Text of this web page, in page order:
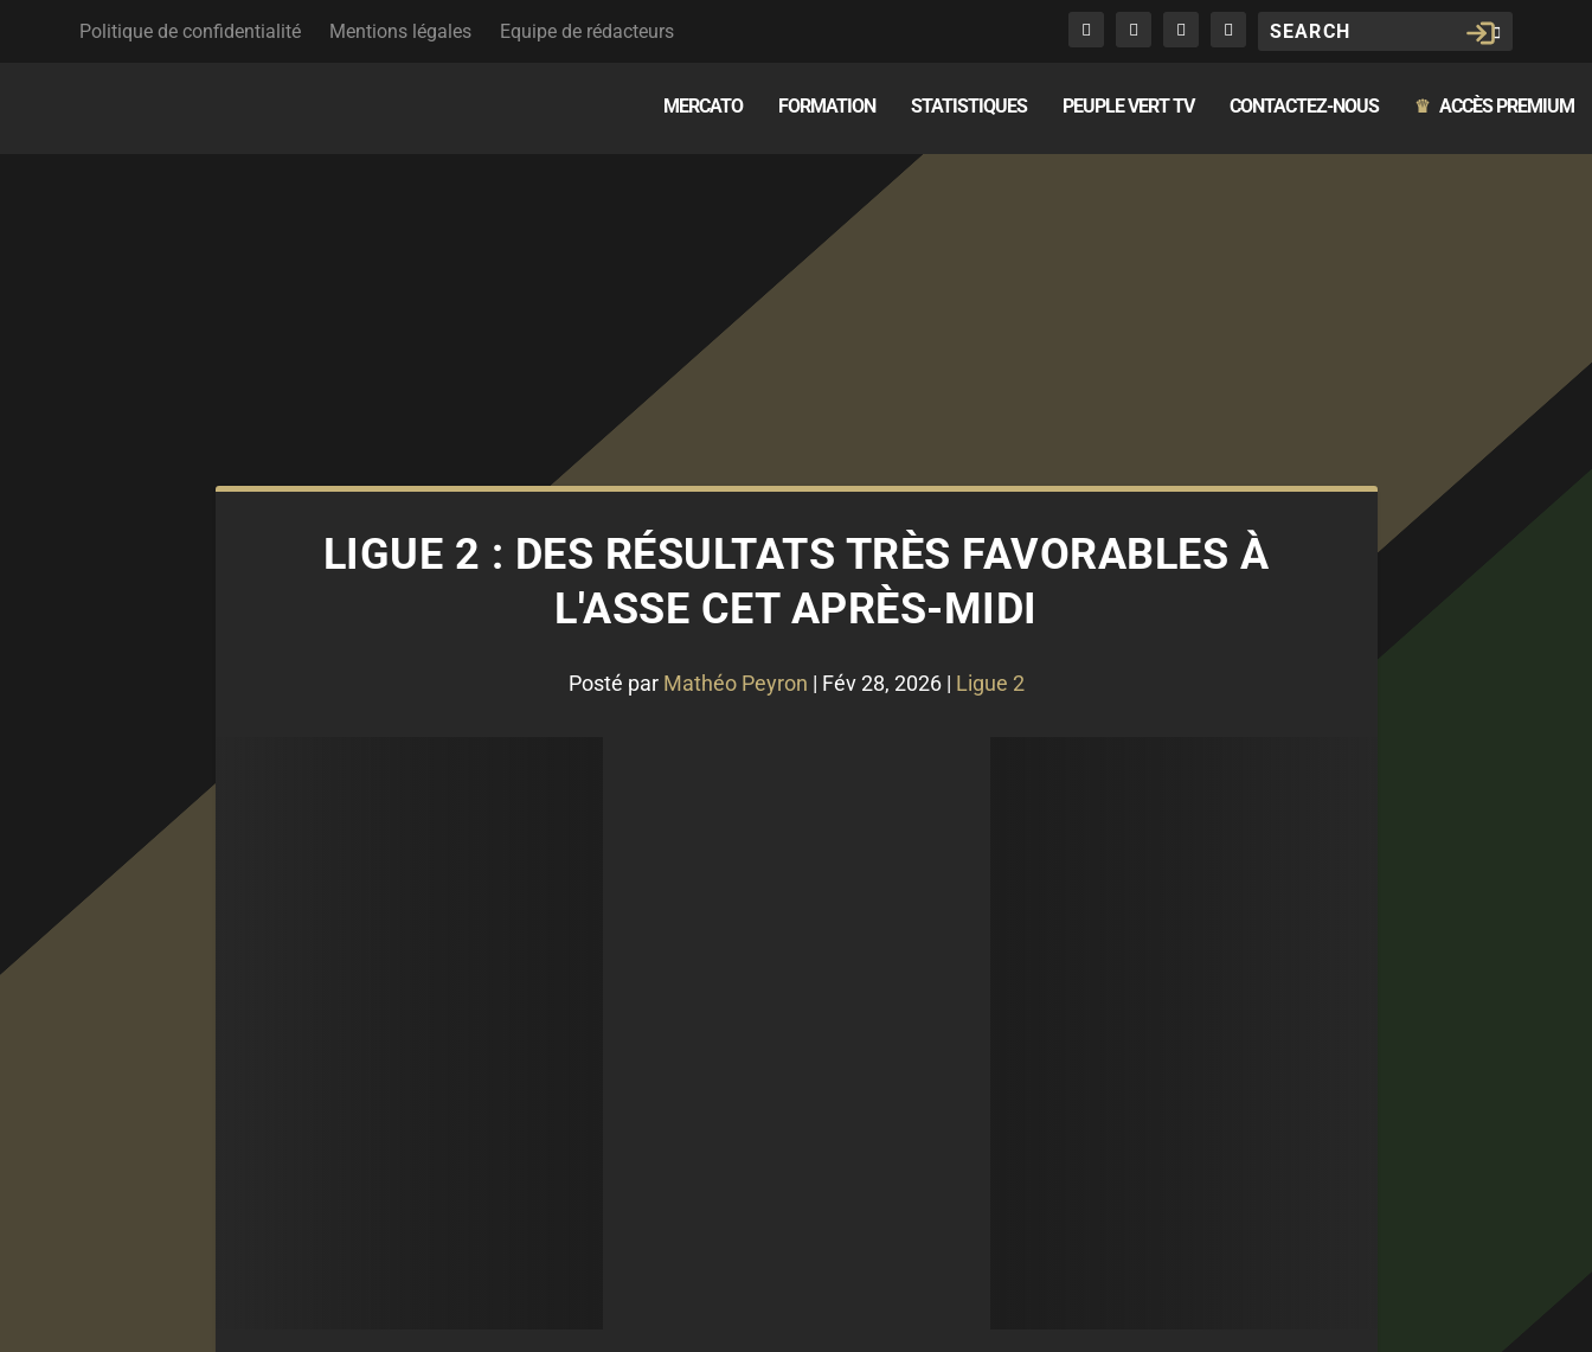
Politique de confidentialité Mentions légales Equipe de rédacteurs
MERCATO FORMATION STATISTIQUES PEUPLE VERT TV CONTACTEZ-NOUS ♛ ACCÈS PREMIUM
LIGUE 2 : DES RÉSULTATS TRÈS FAVORABLES À
L'ASSE CET APRÈS-MIDI
Posté par Mathéo Peyron | Fév 28, 2026| Ligue 2